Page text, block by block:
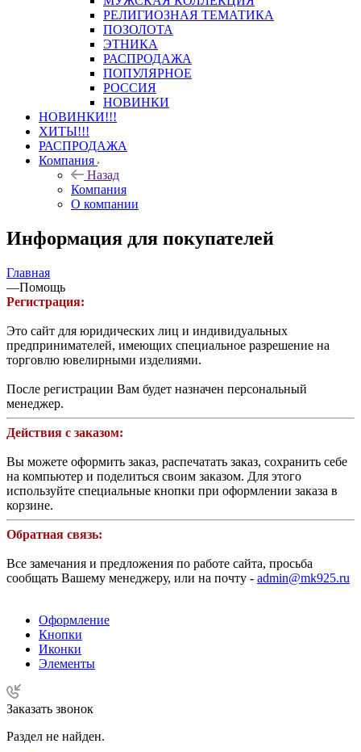
РЕЛИГИОЗНАЯ ТЕМАТИКА
ПОЗОЛОТА
ЭТНИКА
РАСПРОДАЖА
ПОПУЛЯРНОЕ
РОССИЯ
НОВИНКИ
НОВИНКИ!!!
ХИТЫ!!!
РАСПРОДАЖА
Компания
Назад
Компания
О компании
Информация для покупателей
Главная
—Помощь
Регистрация:
Это сайт для юридических лиц и индивидуальных
предпринимателей, имеющих специальное разрешение на
торговлю ювелирными изделиями.
После регистрации Вам будет назначен персональный
менеджер.
Действия с заказом:
Вы можете оформить заказ, распечатать заказ, сохранить себе
на компьютер и поделиться своим заказом. Для этого
используйте специальные кнопки при оформлении заказа в
корзине.
Обратная связь:
Все замечания и предложения по работе сайта, просьба
сообщать Вашему менеджеру, или на почту - admin@mk925.ru
Оформление
Кнопки
Иконки
Элементы
Заказать звонок
Раздел не найден.